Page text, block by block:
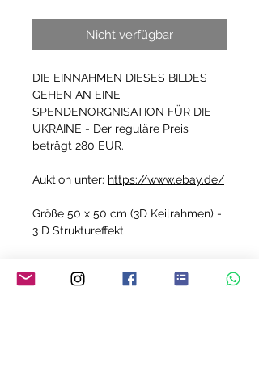
Nicht verfügbar
DIE EINNAHMEN DIESES BILDES
GEHEN AN EINE
SPENDENORGNISATION FÜR DIE
UKRAINE - Der reguläre Preis
beträgt 280 EUR.
Auktion unter: https://www.ebay.de/
Größe 50 x 50 cm (3D Keilrahmen) -
3 D Struktureffekt